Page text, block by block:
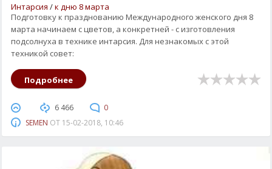
Интарсия /к дню 8 марта
Подготовку к празднованию Международного женского дня 8
марта начинаем с цветов, а конкретней - с изготовления
подсолнуха в технике интарсия. Для незнакомых с этой
техникой совет:
Подробнее
6 466
0
SEMEN ОТ 15-02-2018, 10:46